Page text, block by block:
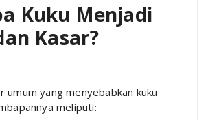
Kuku Menjadi
Kasar?
umum yang menyebabkan kuku
meliputi: